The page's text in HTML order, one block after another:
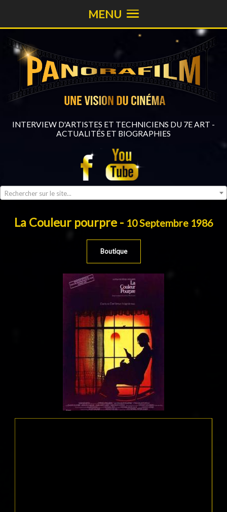
INTERVIEW D'ARTISTES ET TECHNICIENS DU 7E ART -
ACTUALITÉS ET BIOGRAPHIES
Rechercher sur le site...
MENU
La Couleur pourpre - 10 Septembre 1986
Boutique